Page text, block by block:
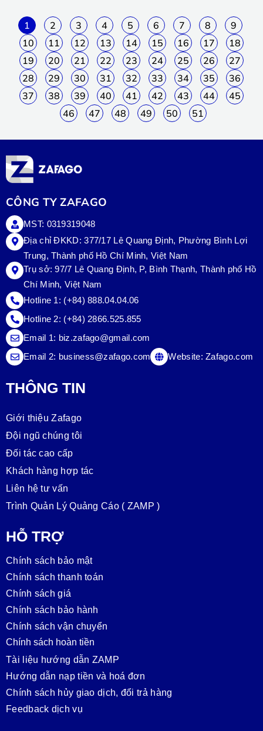
1 2 3 4 5 6 7 8
9
10
11 12 13 14 15 16 17
18
19
20 21 22 23 24 25 26
27
28
29 30 31 32 33 34 35
36
37
38 39 40 41 42 43 44
45
46
47 48 49 50 51
CÔNG TY ZAFAGO
MST: 0319319048
Địa chỉ ĐKKD: 377/17 Lê Quang Định, Phường Bình Lợi
Trung, Thành phố Hồ Chí Minh, Việt Nam
Trụ sở:97/7 Lê Quang Định, P, Bình Thạnh, Thành phố Hồ
Chí Minh, Việt Nam
Hotline 1: (+84) 888.04.04.06
Hotline 2: (+84) 2866.525.855
Email 1: biz.zafago@gmail.com
Email 2: business@zafago.com Website:Zafago.com
THÔNG TIN
Giới thiệu Zafago
Đội ngũ chúng tôi
Đối tác cao cấp
Khách hàng hợp tác
Liên hệ tư vấn
Trình Quản Lý Quảng Cáo ( ZAMP )
HỖ TRỢ
Chính sách bảo mật
Chính sách thanh toán
Chính sách giá
Chính sách bảo hành
Chính sách vận chuyển
Chính sách hoàn tiền
Tài liệu hướng dẫn ZAMP
Hướng dẫn nạp tiền và hoá đơn
Chính sách hủy giao dịch, đổi trả hàng
Feedback dịch vụ